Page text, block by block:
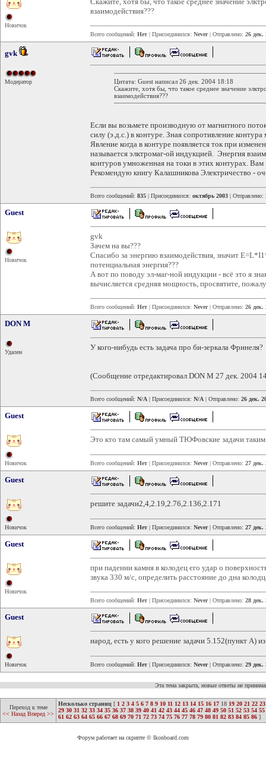
Новичок
взаимодействия???
Всего сообщений: Нет | Присоединился: Never| Отправлено: 26 дек.
gvk
Модератор
Цитата: Guest написал 26 дек. 2004 18:18
Скажите, хотя бы, что такое среднее значение
взаимодействия???
Если вы возьмете производную от магнитного
силу (э.д.с.) в контуре. Зная сопротивление
Явление когда в контуре появляется ток при
называется элктромаг-ой индукцией. Энергия
контуров умноженная на токи в этих контурах.
Рекомендую книгу Калашникова Электричество -
Всего сообщений: 835 | Присоединился: октябрь 2003 | Отправлено:
Guest
Новичок
gvk
Зачем на вы???
Спасибо за энергию взаимодействия, значит
потенциальная энергия???
А вот по поводу эл-маг-ной индукции - всё это я
вычисляется средняя мощность, просвятите,
Всего сообщений: Нет | Присоединился: Never| Отправлено: 26 дек.
DON M
Удален
У кого-нибудь есть задача про би-зеркала Фринеля?
(Сообщение отредактировал DON M 27 дек. 2004
Всего сообщений: N/A | Присоединился: N/A | Отправлено: 26 дек.
Guest
Новичок
Это кто там самый умный ТЮФовские задачи
Всего сообщений: Нет | Присоединился: Never| Отправлено: 27 дек.
Guest
Новичок
решите задачи2,4,2.19,2.76,2.136,2.171
Всего сообщений: Нет | Присоединился: Never| Отправлено: 27 дек.
Guest
Новичок
при падении камня в колодец его удар о
звука 330 м/с, определить расстояние до дна
Всего сообщений: Нет | Присоединился: Never| Отправлено: 28 дек.
Guest
Новичок
народ, есть у кого решение задачи 5.152(пункт А)
Всего сообщений: Нет | Присоединился: Never| Отправлено: 29 дек.
Эта тема закрыта, новые ответы не
Переход к теме
<< Назад Вперед >>
Несколько страниц [ 1 2 3 4 5 6 7 8 9 10 11 12 13 14 15 16 17 18 19 20 21 22 23
29 30 31 32 33 34 35 36 37 38 39 40 41 42 43 44 45 46 47 48 49 50 51 52 53 54 55
61 62 63 64 65 66 67 68 69 70 71 72 73 74 75 76 77 78 79 80 81 82 83 84 85 86 ]
Форум работает на скрипте © Ikonboard.com